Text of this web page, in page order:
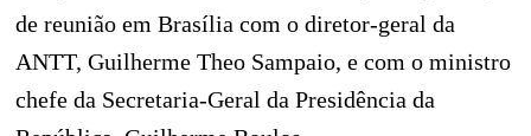
de reunião em Brasília com o diretor-geral da
ANTT, Guilherme Theo Sampaio, e com o ministro
chefe da Secretaria-Geral da Presidência da